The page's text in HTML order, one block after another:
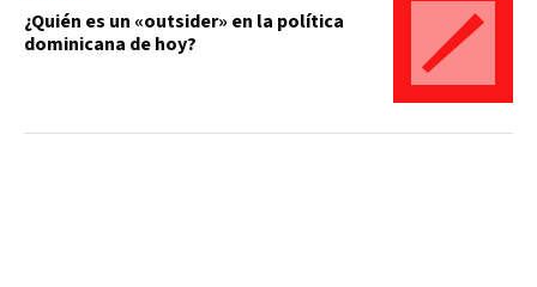
¿Quién es un «outsider» en la política
dominicana de hoy?